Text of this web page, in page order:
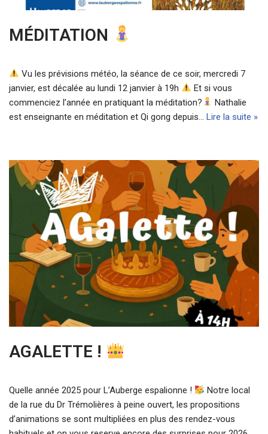
MÉDITATION
Vu les prévisions météo, la séance de ce soir, mercredi 7
janvier, est décalée au lundi 12 janvier à 19h
Et si vous
commenciez l’année en pratiquant la méditation?
Nathalie
est enseignante en méditation et Qi gong depuis… Lire la suite »
AGALETTE !
Quelle année 2025 pour L’Auberge espalionne !
Notre local
de la rue du Dr Trémolières à peine ouvert, les propositions
d’animations se sont multipliées en plus des rendez-vous